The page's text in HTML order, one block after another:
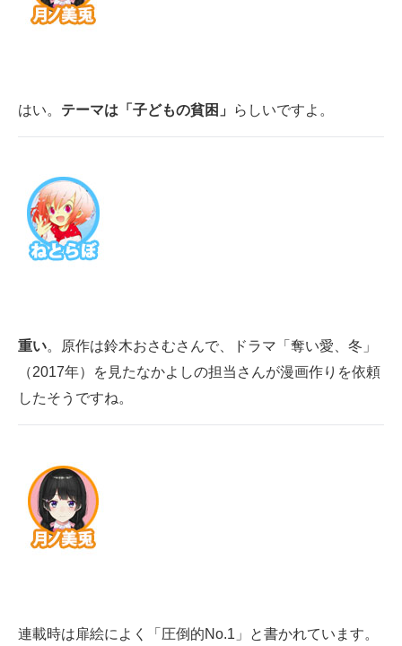
はい。 テーマは「子どもの貧困」 らしいですよ。
重い。原作は鈴木おさむさんで、ドラマ「奪い愛、冬」
（2017年）を見たなかよしの担当さんが漫画作りを依頼
したそうですね。
連載時は扉絵によく「圧倒的No.1」と書かれています。